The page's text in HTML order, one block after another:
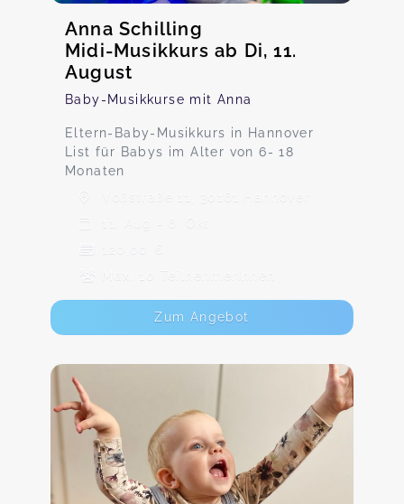
Anna Schilling
Midi-Musikkurs ab Di, 11.
August
Baby-Musikkurse mit Anna
Eltern-Baby-Musikkurs in Hannover
List für Babys im Alter von 6- 18
Monaten
Voßstraße 11, 30161 Hannover
11. Aug - 6. Okt
120,00 €
Max. 10 TeilnehmerInnen
Zum Angebot